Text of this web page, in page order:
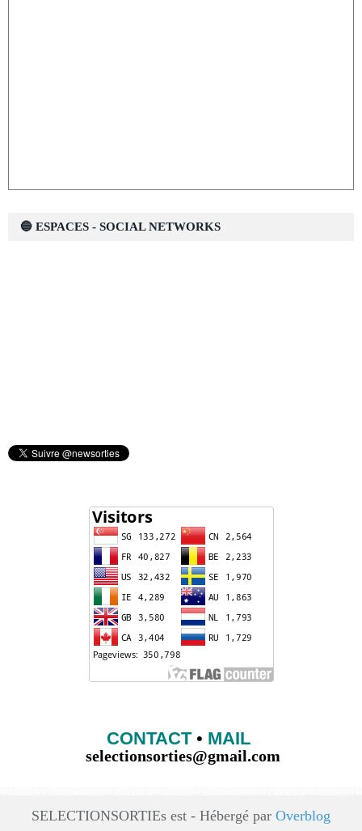
🔵 ESPACES - SOCIAL NETWORKS
CONTACT• MAIL
selectionsorties@gmail.com
SELECTIONSORTIEs est - Hébergé par Overblog